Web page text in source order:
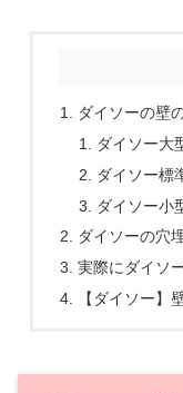
ダイソーの壁
ダイソー大
ダイソー標
ダイソー小
ダイソーの穴
実際にダイソ
【ダイソー】